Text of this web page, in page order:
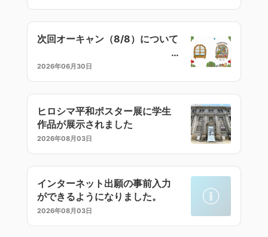
次回オーキャン（8/8）について
2026年06月30日
ヒロシマ平和ポスター展に学生
作品が展示されました
2026年08月03日
インターネット出願の事前入力
ができるようになりました。
2026年08月03日